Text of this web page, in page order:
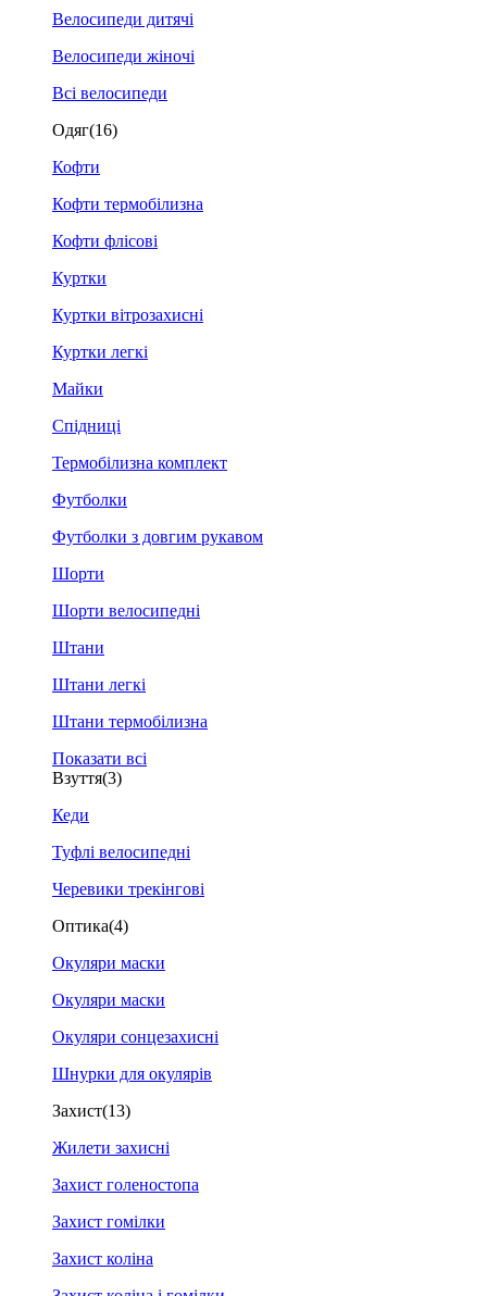
Велосипеди дитячі
Велосипеди жіночі
Всі велосипеди
Одяг(16)
Кофти
Кофти термобілизна
Кофти флісові
Куртки
Куртки вітрозахисні
Куртки легкі
Майки
Спідниці
Термобілизна комплект
Футболки
Футболки з довгим рукавом
Шорти
Шорти велосипедні
Штани
Штани легкі
Штани термобілизна
Показати всі
Взуття(3)
Кеди
Туфлі велосипедні
Черевики трекінгові
Оптика(4)
Окуляри маски
Окуляри маски
Окуляри сонцезахисні
Шнурки для окулярів
Захист(13)
Жилети захисні
Захист голеностопа
Захист гомілки
Захист коліна